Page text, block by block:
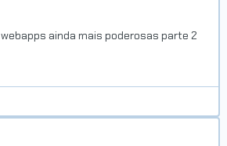
webapps ainda mais poderosas parte 2